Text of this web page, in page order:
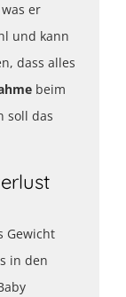
er
und kann
dass alles
beim
soll das
Gewicht
in den